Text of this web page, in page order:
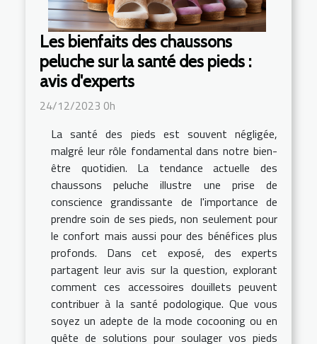
Les bienfaits des chaussons
peluche sur la santé des pieds :
avis d'experts
24/12/2023 0h
La santé des pieds est souvent négligée,
malgré leur rôle fondamental dans notre bien-
être quotidien. La tendance actuelle des
chaussons peluche illustre une prise de
conscience grandissante de l'importance de
prendre soin de ses pieds, non seulement pour
le confort mais aussi pour des bénéfices plus
profonds. Dans cet exposé, des experts
partagent leur avis sur la question, explorant
comment ces accessoires douillets peuvent
contribuer à la santé podologique. Que vous
soyez un adepte de la mode cocooning ou en
quête de solutions pour soulager vos pieds